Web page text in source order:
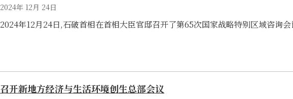
2024年 12月 24日
2024年12月24日,石破首相在首相大臣官邸召开了第65次国家战略特别区域咨询
召开新地方经济与生活环境创生总部会议